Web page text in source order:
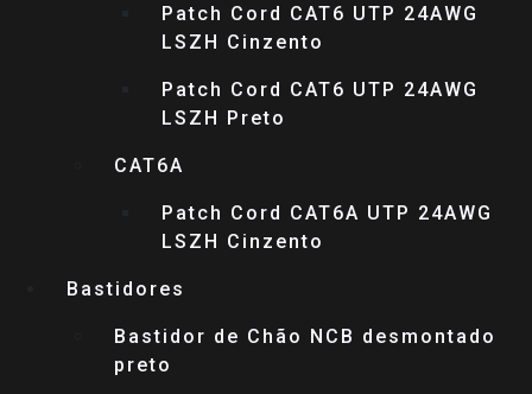
Patch Cord CAT6 UTP 24AWG
LSZH Cinzento
Patch Cord CAT6 UTP 24AWG
LSZH Preto
CAT6A
Patch Cord CAT6A UTP 24AWG
LSZH Cinzento
Bastidores
Bastidor de Chão NCB desmontado
preto